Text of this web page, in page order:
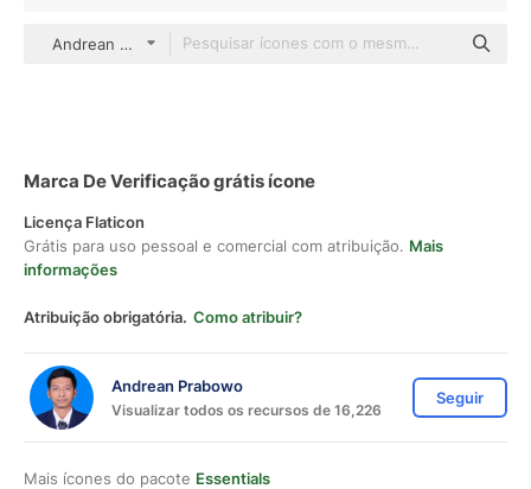
Andrean Prabowo Blue
Marca De Verificação grátis ícone
Licença Flaticon
Grátis para uso pessoal e comercial com atribuição. Mais
informações
Atribuição obrigatória. Como atribuir?
Andrean Prabowo
Visualizar todos os recursos de 16,226
Seguir
Mais ícones do pacote Essentials